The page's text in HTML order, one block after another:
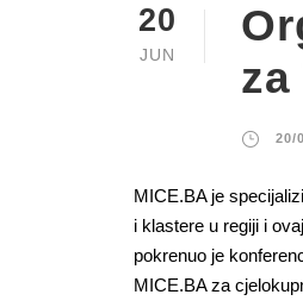
20
JUN
20/
MICE.BA je
i klastere u regiji i
pokrenuo je
MICE.BA za